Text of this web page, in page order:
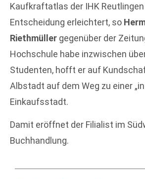
Kaufkraftatlas der IHK
Entscheidung erleichtert, so
Riethmüller gegenüber der
Hochschule habe inzwischen
Studenten, hofft er auf
Albstadt auf dem Weg zu einer
Einkaufsstadt.
Damit eröffnet der Filialist im
Buchhandlung.